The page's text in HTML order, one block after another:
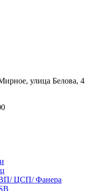
улица Белова, 4
ЦСП/ Фанера